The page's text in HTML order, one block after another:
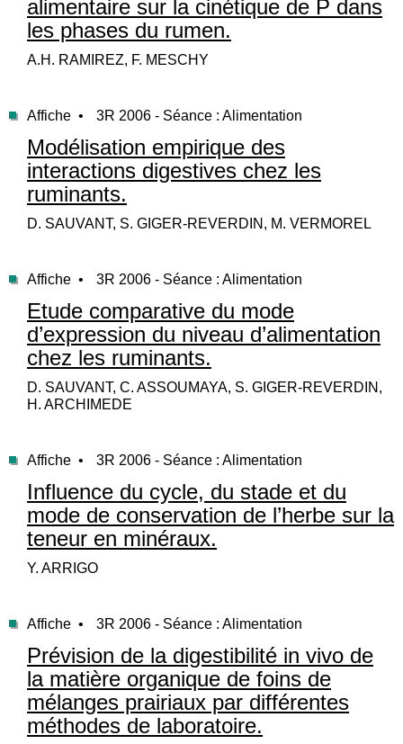
alimentaire sur la cinétique de P dans
les phases du rumen.
A.H. RAMIREZ, F. MESCHY
Affiche • 3R 2006 - Séance : Alimentation
Modélisation empirique des
interactions digestives chez les
ruminants.
D. SAUVANT, S. GIGER-REVERDIN, M. VERMOREL
Affiche • 3R 2006 - Séance : Alimentation
Etude comparative du mode
d’expression du niveau d’alimentation
chez les ruminants.
D. SAUVANT, C. ASSOUMAYA, S. GIGER-REVERDIN,
H. ARCHIMEDE
Affiche • 3R 2006 - Séance : Alimentation
Influence du cycle, du stade et du
mode de conservation de l’herbe sur la
teneur en minéraux.
Y. ARRIGO
Affiche • 3R 2006 - Séance : Alimentation
Prévision de la digestibilité in vivo de
la matière organique de foins de
mélanges prairiaux par différentes
méthodes de laboratoire.